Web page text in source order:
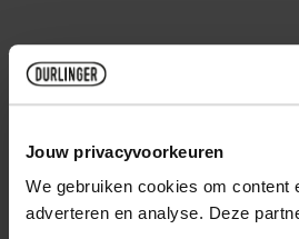
Jouw privacyvoorkeuren
We gebruiken cookies om
adverteren en analyse. Deze